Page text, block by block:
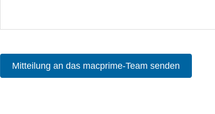
Mitteilung an das macprime-Team senden